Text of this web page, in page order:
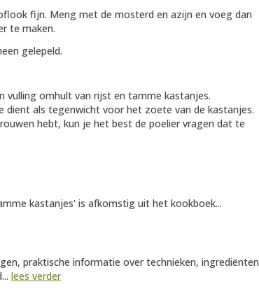
fijn. Meng met de mosterd en azijn en voeg dan
te maken.
gelepeld.
vulling omhult van rijst en tamme kastanjes.
dient als tegenwicht voor het zoete van de kastanjes.
hebt, kun je het best de poelier vragen dat te
kastanjes' is afkomstig uit het kookboek...
praktische informatie over technieken, ingrediënten
lees verder